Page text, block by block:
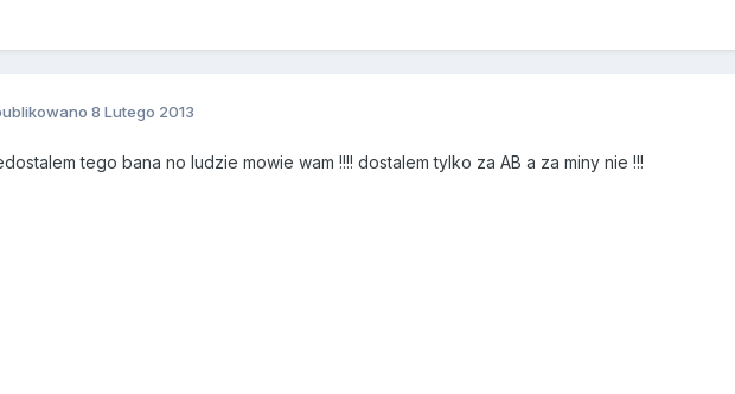
8 Lutego 2013
tego bana no ludzie mowie wam !!!! dostalem tylko za AB a za miny nie !!!